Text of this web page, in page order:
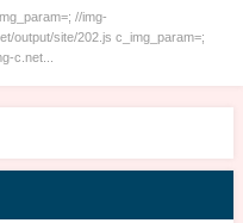
//img-
output/site/202.js c_img_param=;
c.net...